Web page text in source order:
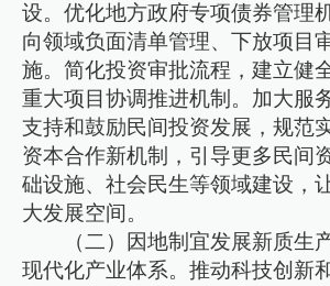
设。优化地方政府专项债券管理
向领域负面清单管理、下放项目
施。简化投资审批流程，建立健
重大项目协调推进机制。加大服
支持和鼓励民间投资发展，规范
资本合作新机制，引导更多民间
础设施、社会民生等领域建设，
大发展空间。
（二）因地制宜发展新质生
现代化产业体系。推动科技创新